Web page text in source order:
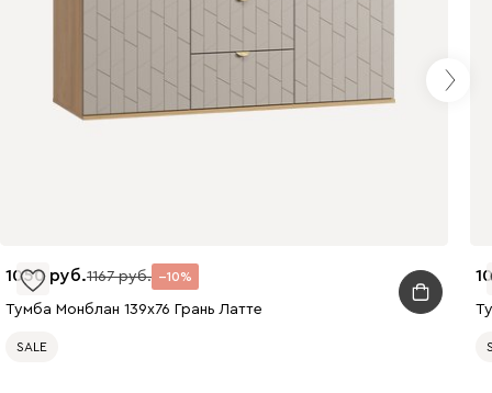
1050 1167 10
Тумба Монблан 139x76 Грань Латте
SALE